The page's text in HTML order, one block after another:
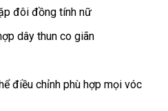
đôi đồng tính nữ
dây thun co giãn
điều chỉnh phù hợp mọi vóc